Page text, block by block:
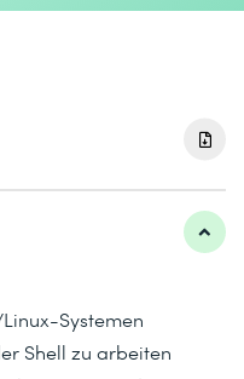
Systemen
Shell zu arbeiten